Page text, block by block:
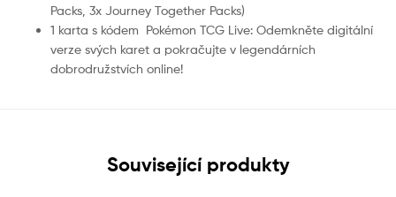
Packs, 3x Journey Together Packs)
1 karta s kódem Pokémon TCG Live: Odemkněte digitální
verze svých karet a pokračujte v legendárních
dobrodružstvích online!
Související produkty